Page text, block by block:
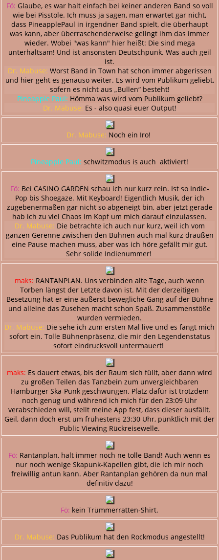
Fö: Glaube, es war halt einfach bei keiner anderen Band so voll
wie bei Pisstole. Ich muss ja sagen, man erwartet gar nicht,
dass PineapplePaul in irgendner Band spielt, die überhaupt
was kann, aber überraschenderweise gelingt ihm das immer
wieder. Wobei "was kann" hier heißt: Die sind mega
unterhaltsam! Und ist ansonsten Deutschpunk. Was auch geil
ist.
Dr. Mabuse: Worst Band in Town hat schon immer abgerissen
und hier geht es genauso weiter. Es wird vom Publikum geliebt,
sofern es nicht aus „Bullen“ besteht!
Pineapple Paul: Hömma was wird vom Publikum geliebt?
Dr. Mabuse: Es - also quasi euer Output!
Dr. Mabuse: Noch ein Iro!
Pineapple Paul: schwitzmodus is auch aktiviert!
Fö: Bei CASINO GARDEN schau ich nur kurz rein. Ist so Indie-
Pop bis Shoegaze. Mit Keyboard! Eigentlich Musik, der ich
zugebenermaßen gar nicht so abgeneigt bin, aber jetzt gerade
hab ich zu viel Chaos im Kopf um mich darauf einzulassen.
Dr. Mabuse: Die betrachte ich auch nur kurz, weil ich vom
ganzen Gerenne zwischen den Bühnen auch mal kurz draußen
eine Pause machen muss, aber was ich höre gefällt mir gut.
Sehr solide Indienummer!
maks: RANTANPLAN. Uns verbinden alte Tage, auch wenn
Torben längst der Letzte davon ist. Mit der derzeitigen
Besetzung hat er eine äußerst bewegliche Gang auf der Bühne
und alleine das Zusehen macht schon Spaß. Zusammenstöße
wurden vermieden.
Dr. Mabuse: Die sehe ich zum ersten Mal live und es fängt mich
sofort ein. Tolle Bühnenpräsenz, die mir den Legendenstatus
sofort eindrucksvoll untermauert!
maks: Es dauert etwas, bis der Raum sich füllt, aber dann wird
zu großen Teilen das Tanzbein zum unvergleichbaren
Hamburger Ska-Punk geschwungen. Platz dafür ist trotzdem
noch genug und während ich mich für den 23:09 Uhr
verabschieden will, stellt meine App fest, dass dieser ausfällt.
Geil, dann doch erst um frühestens 23:30 Uhr, pünktlich mit der
Public Viewing Rückreisewelle.
Fö: Rantanplan, halt immer noch ne tolle Band! Auch wenn es
nur noch wenige Skapunk-Kapellen gibt, die ich mir noch
freiwillig antun kann. Aber Rantanplan gehören da nun mal
definitiv dazu!
Fö: kein Trümmerratten-Shirt.
Dr. Mabuse: Das Publikum hat den Rockmodus angestellt!